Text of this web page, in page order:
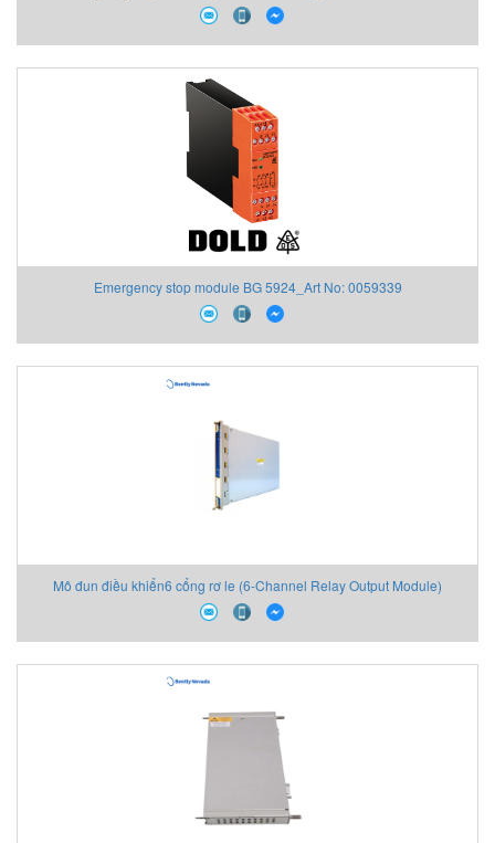
Emergency stop module BG 5924_Art No: 0059339
Mô đun điều khiển6 cổng rơ le (6-Channel Relay Output Module)